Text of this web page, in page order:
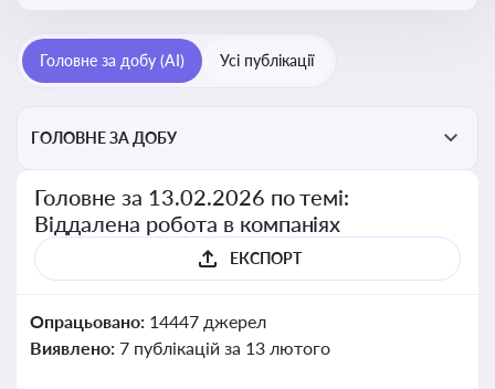
Головне за добу (AI) Усі публікації
ГОЛОВНЕ ЗА ДОБУ
Головне за 13.02.2026 по темі:
Віддалена робота в компаніях
ЕКСПОРТ
Опрацьовано: 14447 джерел
Виявлено: 7 публікацій за 13 лютого